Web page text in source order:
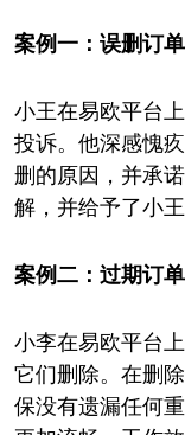
案例一：误删订单
小王在易欧平台
投诉。他深感愧
删的原因，并承
解，并给予了小王
案例二：过期订单
小李在易欧平台
它们删除。在删
保没有遗漏任何